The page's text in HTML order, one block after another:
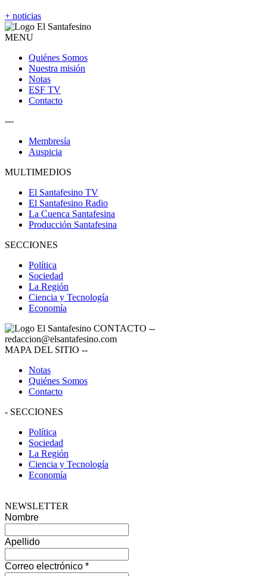
+ noticias
MENU
Quiénes Somos
Nuestra misión
Notas
ESF TV
Contacto
---
Membresía
Auspicia
MULTIMEDIOS
El Santafesino TV
El Santafesino Radio
La Cuenca Santafesina
Producción Santafesina
SECCIONES
Política
Sociedad
La Región
Ciencia y Tecnología
Economía
CONTACTO --
redaccion@elsantafesino.com
MAPA DEL SITIO --
Notas
Quiénes Somos
Contacto
- SECCIONES
Política
Sociedad
La Región
Ciencia y Tecnología
Economía
NEWSLETTER
Nombre
Apellido
Correo electrónico *